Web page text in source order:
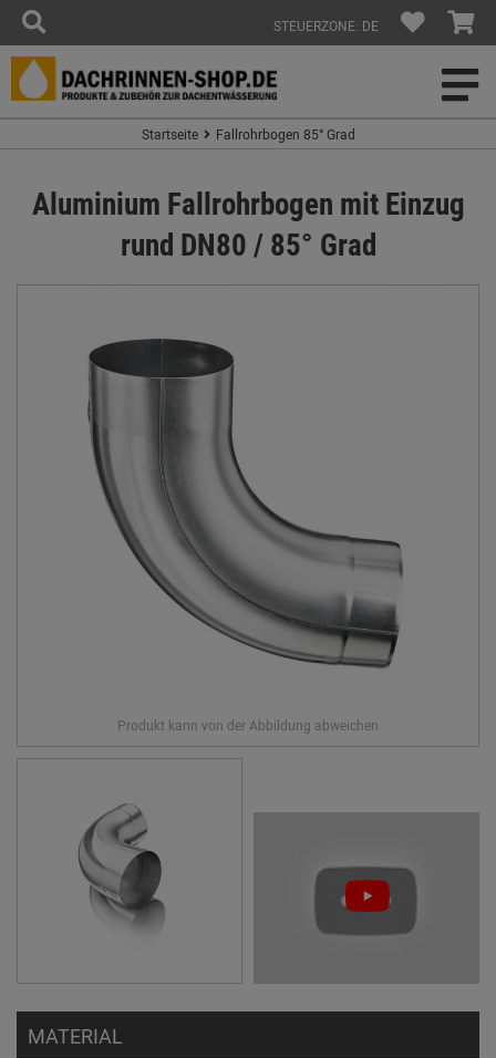
STEUERZONE: DE
Startseite Fallrohrbogen 85° Grad
Aluminium Fallrohrbogen mit Einzug
rund DN80 / 85° Grad
MATERIAL